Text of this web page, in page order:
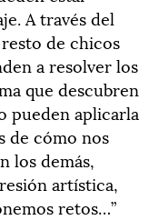
A través del
de chicos
a resolver los
que descubren
pueden aplicarla
de cómo nos
los demás,
artística,
retos…”